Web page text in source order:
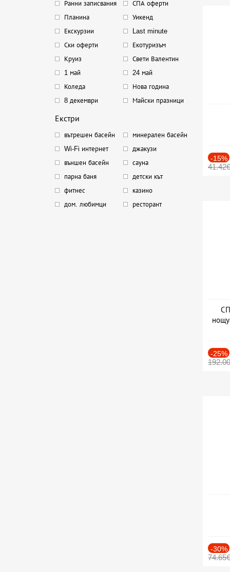
Ранни записвания
СПА оферти
Планина
Уикенд
Екскурзии
Last minute
Ски оферти
Екотуризъм
Круиз
Свети Валентин
1 май
24 май
Коледа
Нова година
8 декември
Майски празници
Екстри
вътрешен басейн
минерален басейн
Wi-Fi интернет
джакузи
външен басейн
сауна
парна баня
детски кът
фитнес
казино
дом. любимци
ресторант
-15%
41.42€
-25%
-30%
74.65€